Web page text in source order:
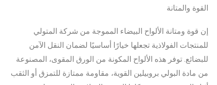
القوة والمتانة
إن قوة ومتانة الألواح البيضاء المموجة من شركة المتولي
للمنتجات الفولاذية تجعلها خيارًا أساسيًا لضمان النقل الآمن
للبضائع. توفر هذه الألواح المكونة من الورق المقوى، المصنوعة
من مادة البولي بروبيلين القوية، مقاومة ممتازة للتمزق أو الثقب